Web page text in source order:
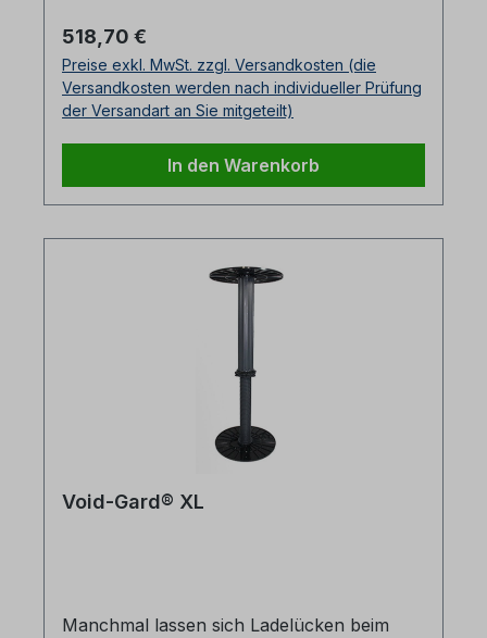
Regulärer Preis:
518,70 €
Preise exkl. MwSt. zzgl. Versandkosten (die
Versandkosten werden nach individueller Prüfung
der Versandart an Sie mitgeteilt)
In den Warenkorb
Void-Gard® XL
Manchmal lassen sich Ladelücken beim